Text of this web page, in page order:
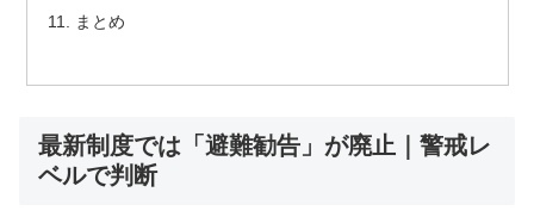
まとめ
最新制度では「避難勧告」が廃止｜警戒レ
ベルで判断